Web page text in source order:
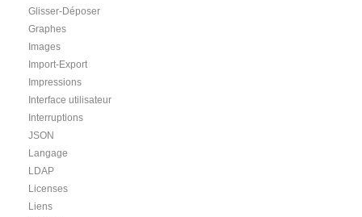
Glisser-Déposer
Graphes
Images
Import-Export
Impressions
Interface utilisateur
Interruptions
JSON
Langage
LDAP
Licenses
Liens